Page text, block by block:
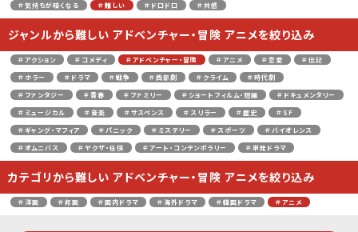
＃気持ちが暗くなる
＃難しい ＃ドロドロ ＃共感
ジャンルから難しい アドベンチャー・冒険 アニメを絞り込み
＃アクション ＃コメディ ＃アドベンチャー・冒険 ＃アニメ ＃恋愛
＃伝記
＃ホラー
＃ドラマ ＃戦争 ＃西部劇 ＃クライム
＃時代劇
＃ファンタジー
＃青春 ＃ファミリー ＃ショートフィルム・短編
＃ドキュメンタリー
＃ミュージカル
＃音楽 ＃サスペンス ＃スリラー ＃歴史
＃SF
＃ギャング・マフィア
＃パニック ＃ミステリー ＃スポーツ
＃バイオレンス
＃オムニバス
＃ヤクザ・任侠 ＃アート・コンテンポラリー ＃単発ドラマ
カテゴリから難しい アドベンチャー・冒険 アニメを絞り込み
＃洋画 ＃邦画 ＃国内ドラマ ＃海外ドラマ ＃韓国ドラマ ＃アニメ